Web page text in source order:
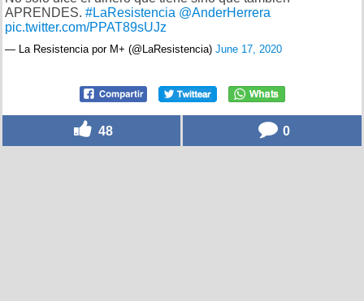
APRENDES. #LaResistencia @AnderHerrera
pic.twitter.com/PPAT89sUJz
— La Resistencia por M+ (@LaResistencia) June 17, 2020
48 0